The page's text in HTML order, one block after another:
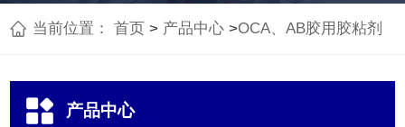
当前位置： 首页 > 产品中心>OCA、AB胶用胶粘剂
产品中心